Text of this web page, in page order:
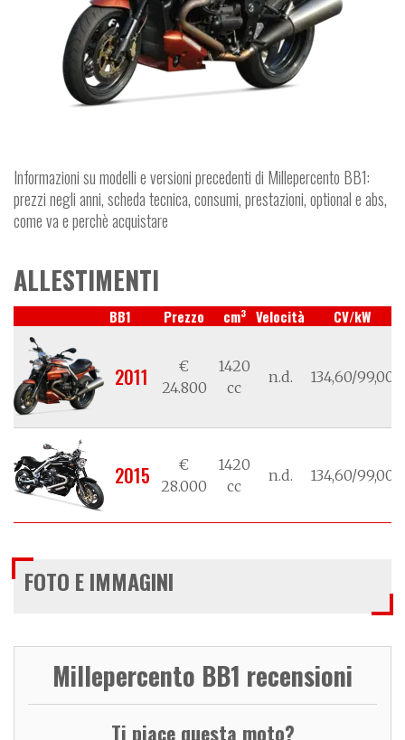
Informazioni su modelli e versioni precedenti di Millepercento BB1:
prezzi negli anni, scheda tecnica, consumi, prestazioni, optional e abs,
come va e perchè acquistare
ALLESTIMENTI
BB1 Prezzo cm3 Velocità CV/kW
2011
€
24.800
1420
cc
n.d. 134,60/99,00
2015
€
28.000
1420
cc
n.d. 134,60/99,00
FOTO E IMMAGINI
Millepercento BB1 recensioni
Ti piace questa moto?